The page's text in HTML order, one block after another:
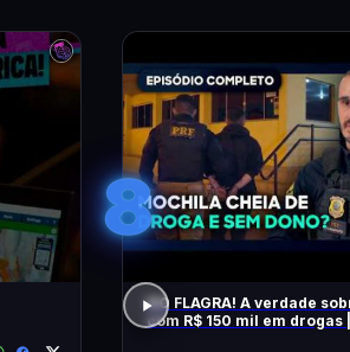
8
NO FLAGRA! A verdade
com R$ 150 mil em drogas